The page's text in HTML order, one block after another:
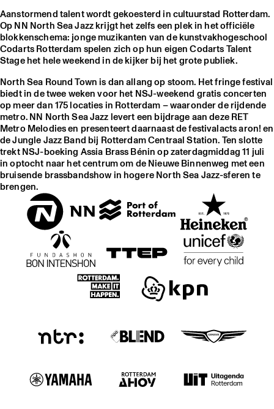
Aanstormend talent wordt gekoesterd in cultuurstad Rotterdam.
Op NN North Sea Jazz krijgt het zelfs een plek in het officiële
blokkenschema: jonge muzikanten van de kunstvakhogeschool
Codarts Rotterdam spelen zich op hun eigen Codarts Talent
Stage het hele weekend in de kijker bij het grote publiek.
North Sea Round Town is dan allang op stoom. Het fringe festival
biedt in de twee weken voor het NSJ-weekend gratis concerten
op meer dan 175 locaties in Rotterdam – waaronder de rijdende
metro. NN North Sea Jazz levert een bijdrage aan deze RET
Metro Melodies en presenteert daarnaast de festivalacts aron! en
de Jungle Jazz Band bij Rotterdam Centraal Station. Ten slotte
trekt NSJ-boeking Assia Brass Bénin op zaterdagmiddag 11 juli
in optocht naar het centrum om de Nieuwe Binnenweg met een
bruisende brassbandshow in hogere North Sea Jazz-sferen te
brengen.